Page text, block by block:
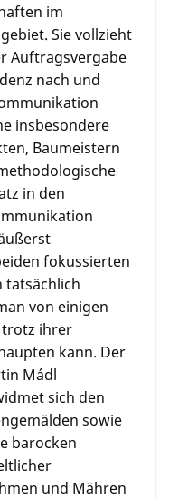
im
Sie vollzieht
Auftragsvergabe
nach und
insbesondere
Baumeistern
in den
fokussierten
tatsächlich
von einigen
trotz ihrer
kann. Der
Mádl
sich den
sowie
barocken
und Mähren